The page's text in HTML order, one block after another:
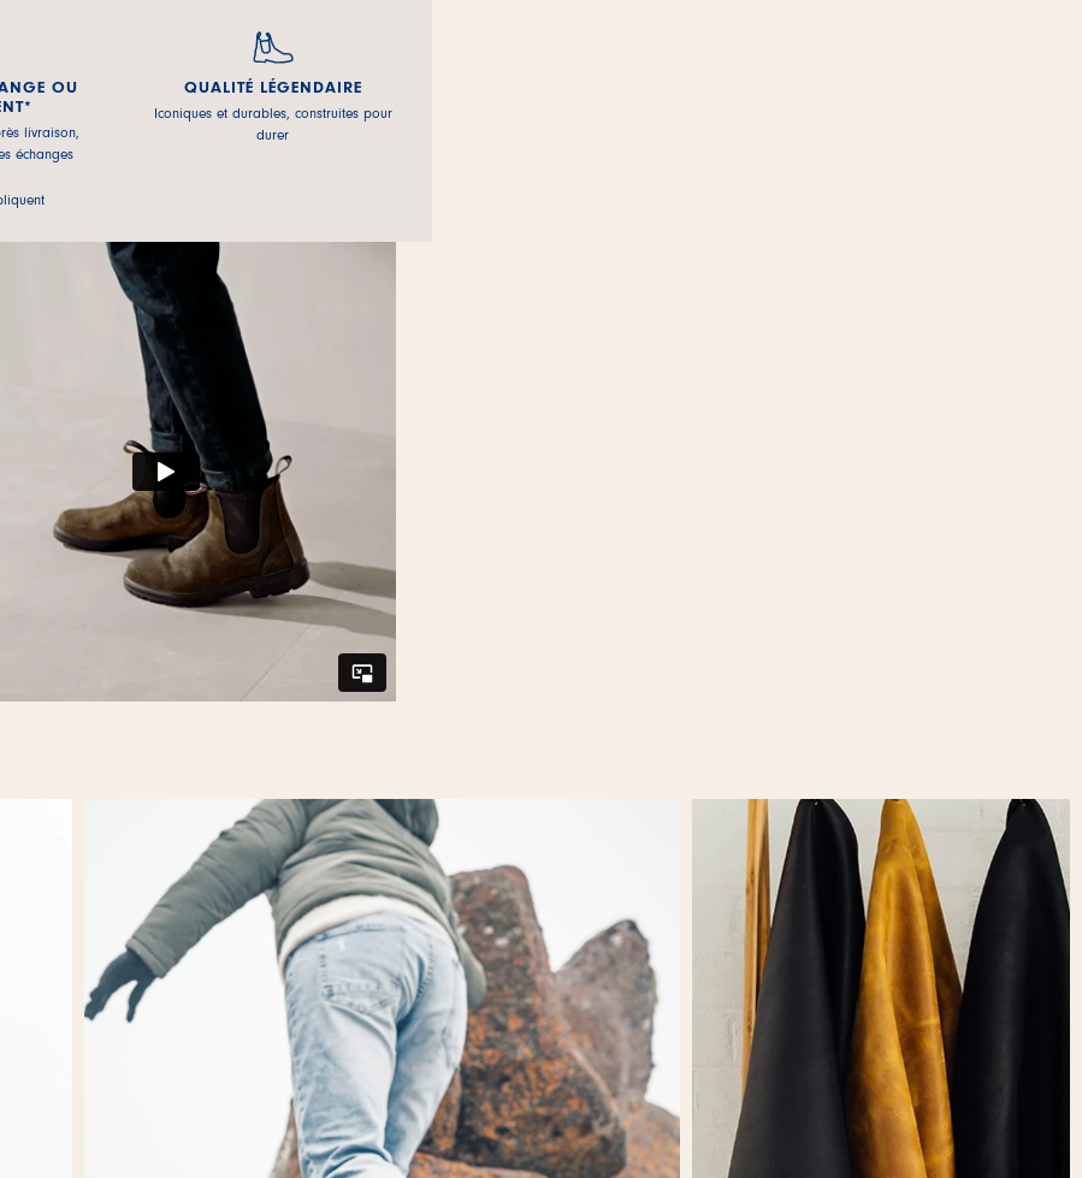
OU
livraison,
échanges
QUALITÉ LÉGENDAIRE
Iconiques et durables, construites pour
durer